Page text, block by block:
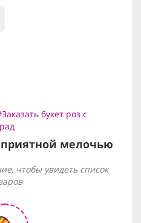
букет роз с
мелочью
чтобы увидеть список